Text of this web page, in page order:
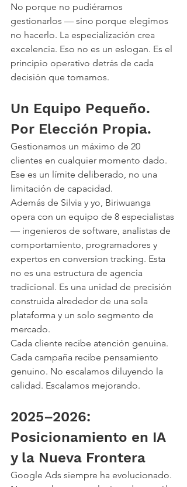
No porque no pudiéramos
gestionarlos — sino porque elegimos
no hacerlo. La especialización crea
excelencia. Eso no es un eslogan. Es el
principio operativo detrás de cada
decisión que tomamos.
Un Equipo Pequeño.
Por Elección Propia.
Gestionamos un máximo de 20
clientes en cualquier momento dado.
Ese es un límite deliberado, no una
limitación de capacidad.
Además de Silvia y yo, Biriwuanga
opera con un equipo de 8 especialistas
— ingenieros de software, analistas de
comportamiento, programadores y
expertos en conversion tracking. Esta
no es una estructura de agencia
tradicional. Es una unidad de precisión
construida alrededor de una sola
plataforma y un solo segmento de
mercado.
Cada cliente recibe atención genuina.
Cada campaña recibe pensamiento
genuino. No escalamos diluyendo la
calidad. Escalamos mejorando.
2025–2026:
Posicionamiento en IA
y la Nueva Frontera
Google Ads siempre ha evolucionado.